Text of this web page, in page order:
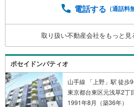
談下さい。■随時！内覧可能で
迎えに上がります。■不動産購
○住宅ローンのご相談 ○買換
のご相談 ○弊社買取も行って
電話する （通話料
取り扱い不動産会社をもっと見
ポセイドンパティオ
山手線 「上野」駅 徒歩
東京都台東区元浅草2丁
1991年8月（築36年）